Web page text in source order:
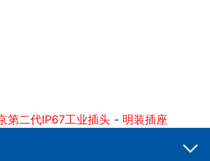
第二代IP67工业插头 - 明装插座